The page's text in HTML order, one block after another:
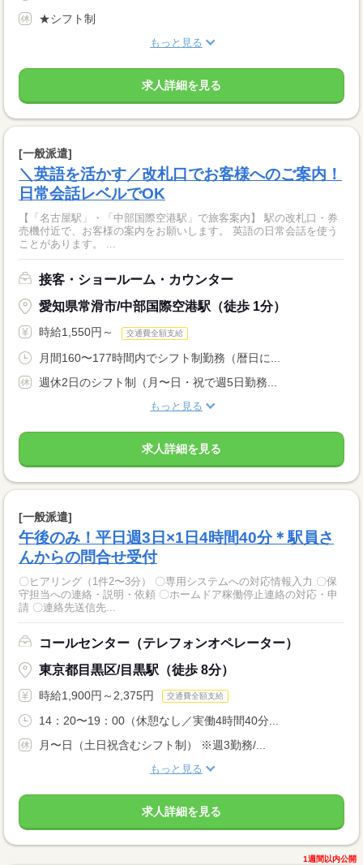
★シフト制
もっと見る
求人詳細を見る
[一般派遣]
＼英語を活かす／改札口でお客様へのご案内！
日常会話レベルでOK
【「名古屋駅」・「中部国際空港駅」で旅客案内】 駅の改札口・券
売機付近で、お客様の案内をお願いします。 英語の日常会話を使う
ことがあります。 ...
接客・ショールーム・カウンター
愛知県常滑市/中部国際空港駅（徒歩 1分）
時給1,550円～ 交通費全額支給
月間160〜177時間内でシフト制勤務（暦日に...
週休2日のシフト制（月〜日・祝で週5日勤務...
もっと見る
求人詳細を見る
[一般派遣]
午後のみ！平日週3日×1日4時間40分＊駅員さ
んからの問合せ受付
〇ヒアリング（1件2〜3分） 〇専用システムへの対応情報入力 〇保
守担当への連絡・説明・依頼 〇ホームドア稼働停止連絡の対応・申
請 〇連絡先送信先...
コールセンター（テレフォンオペレーター）
東京都目黒区/目黒駅（徒歩 8分）
時給1,900円～2,375円 交通費全額支給
14：20〜19：00（休憩なし／実働4時間40分...
月〜日（土日祝含むシフト制） ※週3勤務/...
もっと見る
求人詳細を見る
1週間以内公開